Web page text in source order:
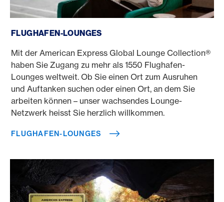
FLUGHAFEN-LOUNGES
Mit der American Express Global Lounge Collection®
haben Sie Zugang zu mehr als 1550 Flughafen-
Lounges weltweit. Ob Sie einen Ort zum Ausruhen
und Auftanken suchen oder einen Ort, an dem Sie
arbeiten können – unser wachsendes Lounge-
Netzwerk heisst Sie herzlich willkommen.
FLUGHAFEN-LOUNGES